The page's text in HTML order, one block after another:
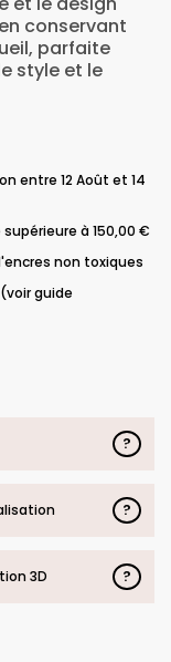
conservant
parfaite
style et le
entre 12 Août et 14
à 150,00 €
non toxiques
guide
?
?
3D ?